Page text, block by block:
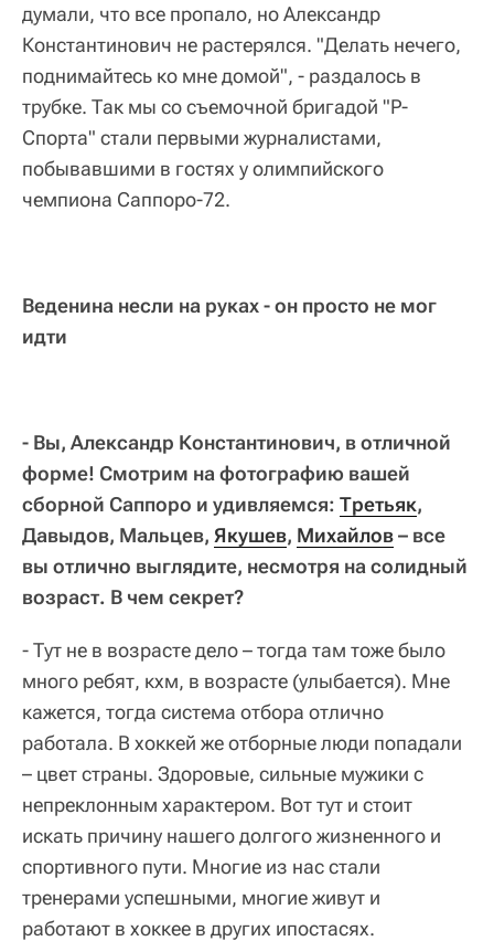
думали, что все пропало, но Александр
Константинович не растерялся. "Делать нечего,
поднимайтесь ко мне домой", - раздалось в
трубке. Так мы со съемочной бригадой "Р-
Спорта" стали первыми журналистами,
побывавшими в гостях у олимпийского
чемпиона Саппоро-72.
Веденина несли на руках - он просто не мог
идти
- Вы, Александр Константинович, в отличной
форме! Смотрим на фотографию вашей
сборной Саппоро и удивляемся: Третьяк,
Давыдов, Мальцев, Якушев, Михайлов– все
вы отлично выглядите, несмотря на солидный
возраст. В чем секрет?
- Тут не в возрасте дело – тогда там тоже было
много ребят, кхм, в возрасте (улыбается). Мне
кажется, тогда система отбора отлично
работала. В хоккей же отборные люди попадали
– цвет страны. Здоровые, сильные мужики с
непреклонным характером. Вот тут и стоит
искать причину нашего долгого жизненного и
спортивного пути. Многие из нас стали
тренерами успешными, многие живут и
работают в хоккее в других ипостасях.